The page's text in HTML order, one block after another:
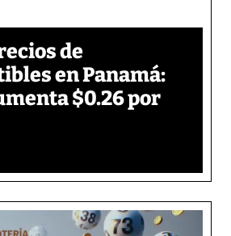
de
en Panamá:
$0.26 por